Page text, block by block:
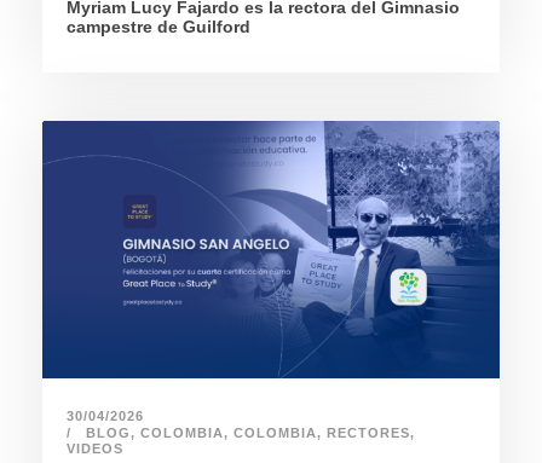
Myriam Lucy Fajardo es la rectora del Gimnasio
campestre de Guilford
30/04/2026
BLOG, COLOMBIA, COLOMBIA, RECTORES,
VIDEOS